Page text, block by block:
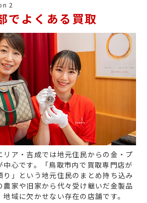
2
でよくある買取
リア・吉成では地元住民からの金・プ
中心です。「鳥取市内で買取専門店が
り」という地元住民のまとめ持ち込み
家や旧家から代々受け継いだ金製品
域に欠かせない存在の店舗です。